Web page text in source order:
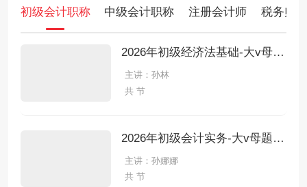
初级会计职称 中级会计职称 注册会计师 税务师
2026年初级经济法基础-大v母题带练
主讲：孙林
共 节
2026年初级会计实务-大v母题带练
主讲：孙娜娜
共 节